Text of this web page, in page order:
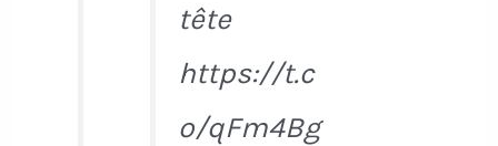
tête
https://t.c
o/qFm4Bg